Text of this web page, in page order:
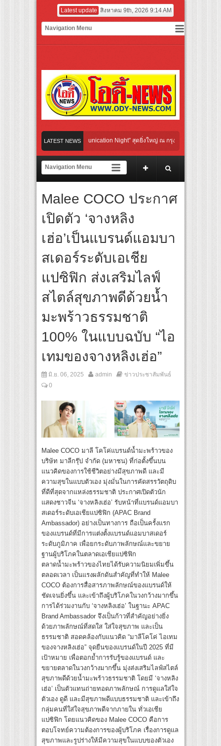
Latest update สิงหาคม 9th, 2026 9:14 AM
LATEST NEWS
Cultural Communication Night” สุดยิ่งใหญ่ ณ กรุงเทพฯ ขนทัพศิลปินชั้นนำ พร้อม
จังหวะแอโรบิกสุดมันส์ ในกิจกรรม “EM-ROBIC DANCE FOR MOM
ยาวที่สุดแห่งปีจาก NUUI Starathon 8.8 “บอส-โนอึล” เปิดประเดิมเคะ-เมะ สุดเซอร์ไ
เปิดเกมใหม่ในวงการการศึกษา เปิดตัว “SCA PLUS” แพลตฟอร์มการเรียนรู้
อดการลงทุนในธุรกิจการศึกษากว่า 100 ล้านบาท
เส้นทางจาการ์ตา-กรุงเทพฯ เสริม Air Connectivity ดึงนักท่องเที่ยวคุณภาพจาก
Cultural Communication Night” สุดยิ่งใหญ่ ณ กรุงเทพฯ ขนทัพศิลปินชั้นนำ พร้อม
Malee COCO ประกาศ
เปิดตัว ‘จางหลิง
เฮ่อ’เป็นแบรนด์แอมบา
สเดอร์ระดับเอเชีย
แปซิฟิก ส่งเสริมไลฟ์
สไตล์สุขภาพดีด้วยน้ำ
มะพร้าวธรรมชาติ
100% ในแบบฉบับ “ไอ
เทมของจางหลิงเฮ่อ”
มิ.ย. 06, 2025 admin
ข่าวประชาสัมพันธ์
0
Malee COCO มาลี โคโค่แบรนด์น้ำมะพร้าวของ
บริษัท มาลีกรุ๊ป จำกัด (มหาชน) ที่ก่อตั้งขึ้นบน
แนวคิดของการใช้ชีวิตอย่างมีสุขภาพดี และมี
ความสุขในแบบตัวเอง มุ่งมั่นในการคัดสรรวัตถุดิบ
ที่ดีที่สุดจากแหล่งธรรมชาติ ประกาศเปิดตัวนัก
แสดงชาวจีน ‘จางหลิงเฮ่อ’ รับหน้าที่แบรนด์แอมบา
สเดอร์ระดับเอเชียแปซิฟิก (APAC Brand
Ambassador) อย่างเป็นทางการ ถือเป็นครั้งแรก
ของแบรนด์ที่มีการแต่งตั้งแบรนด์แอมบาสเดอร์
ระดับภูมิภาค เพื่อยกระดับภาพลักษณ์และขยาย
ฐานผู้บริโภคในตลาดเอเชียแปซิฟิก
ตลาดน้ำมะพร้าวของไทยได้รับความนิยมเพิ่มขึ้น
ตลอดเวลา เป็นแรงผลักดันสำคัญที่ทำให้ Malee
COCO ต้องการสื่อสารภาพลักษณ์ของแบรนด์ให้
ชัดเจนยิ่งขึ้น และเข้าถึงผู้บริโภคในวงกว้างมากขึ้น
การได้ร่วมงานกับ ‘จางหลิงเฮ่อ’ ในฐานะ APAC
Brand Ambassador จึงเป็นก้าวที่สำคัญอย่างยิ่ง
ด้วยภาพลักษณ์ที่สดใส ใส่ใจสุขภาพ และเป็น
ธรรมชาติ สอดคล้องกับแนวคิด “มาลีโคโค่ ไอเทม
ของจางหลิงเฮ่อ” จุดยืนของแบรนด์ในปี 2025 ที่มี
เป้าหมาย เพื่อตอกย้ำการรับรู้ของแบรนด์ และ
ขยายตลาดในวงกว้างมากขึ้น มุ่งส่งเสริมไลฟ์สไตล์
สุขภาพดีด้วยน้ำมะพร้าวธรรมชาติ โดยมี ‘จางหลิง
เฮ่อ’ เป็นตัวแทนถ่ายทอดภาพลักษณ์ การดูแลใส่ใจ
ตัวเอง ดูดี และมีสุขภาพดีแบบธรรมชาติ และเข้าถึง
กลุ่มคนที่ใส่ใจสุขภาพดีจากภายใน ทั่วเอเชีย
แปซิฟิก โดยแนวคิดของ Malee COCO คือการ
ตอบโจทย์ความต้องการของผู้บริโภค เรื่องการดูแล
สุขภาพและรูปร่างให้มีความสุขในแบบของตัวเอง